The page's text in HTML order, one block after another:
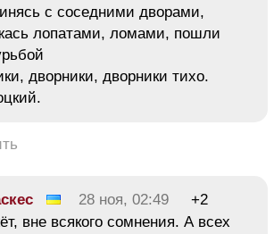
с соседними дворами,
лопатами, ломами, пошли
дворники, дворники тихо.
28 ноя, 02:49
+2
вне всякого сомнения. А всех